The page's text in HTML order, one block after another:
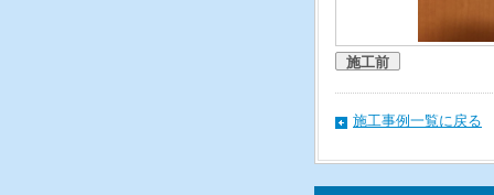
施工前
施工事例一覧に戻る